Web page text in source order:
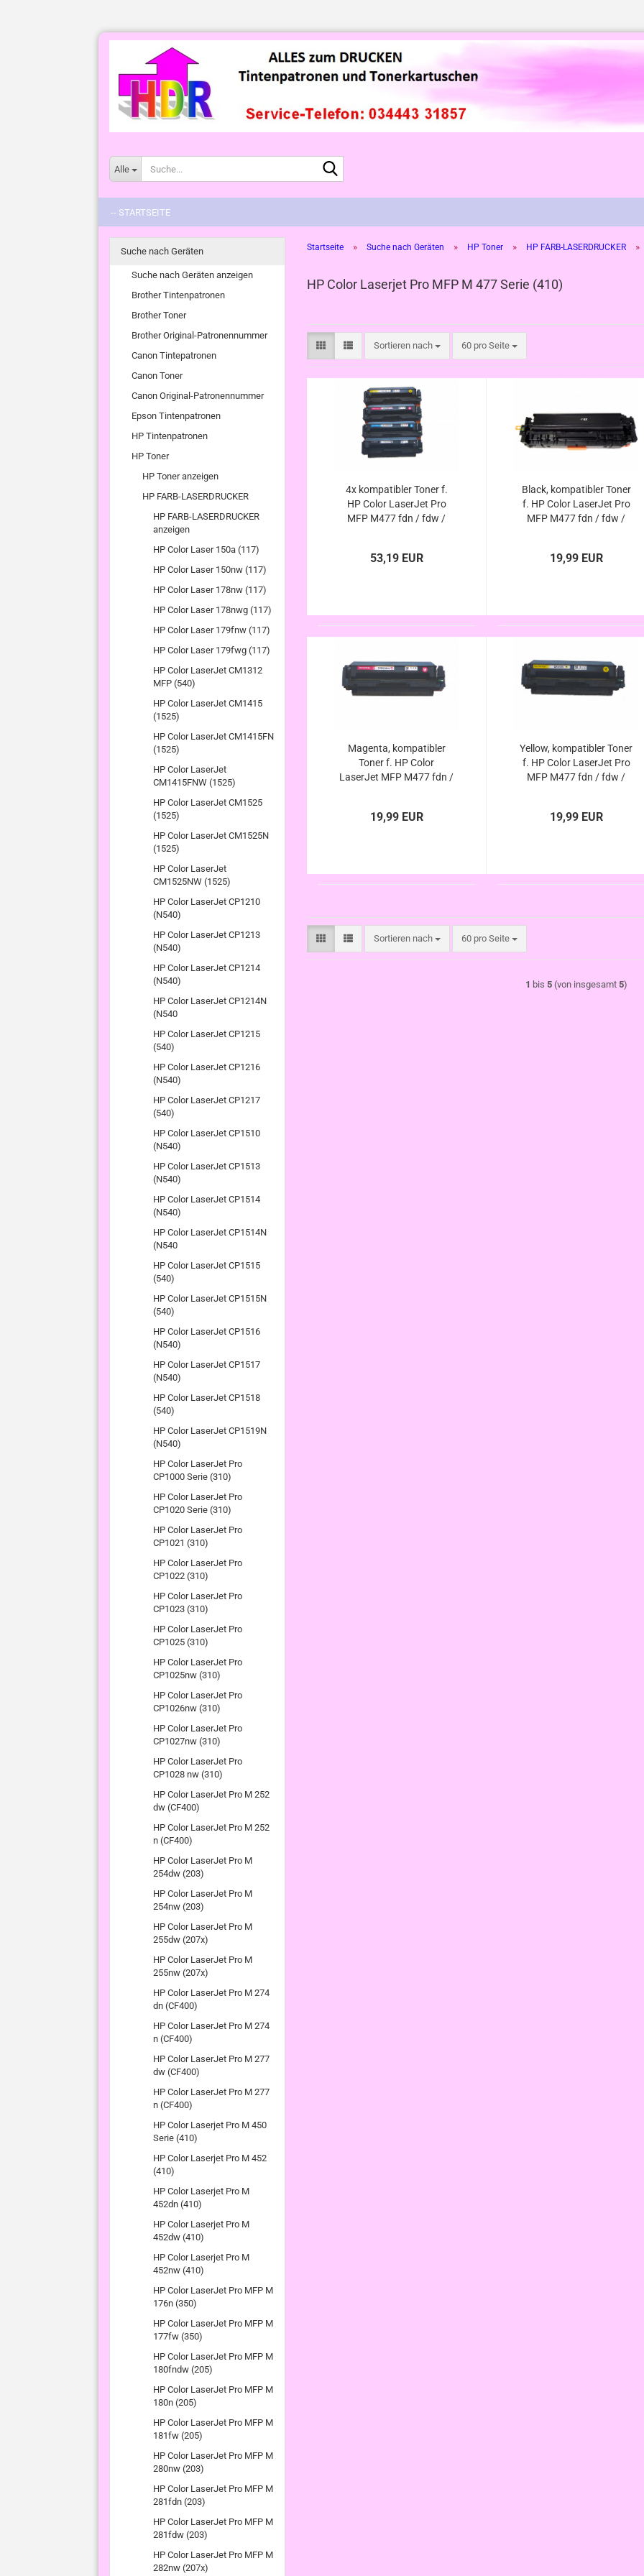
Alle
-- STARTSEITE
Startseite » Suche nach Geräten » HP Toner » HP FARB-LASERDRUCKER »
HP Color Laserjet Pro MFP M 477 Serie (410)
Sortieren nach
Sortieren nach 60 pro Seite
pro Seite
4x kompatibler Toner f.
HP Color LaserJet Pro
MFP M477 fdn / fdw /
Sparpack
53,19 EUR
Black, kompatibler Toner
f. HP Color LaserJet Pro
MFP M477 fdn / fdw /
19,99 EUR
Magenta, kompatibler
Toner f. HP Color
LaserJet MFP M477 fdn /
19,99 EUR
Yellow, kompatibler Toner
f. HP Color LaserJet Pro
MFP M477 fdn / fdw /
19,99 EUR
Sortieren nach
Sortieren nach 60 pro Seite
pro Seite
1 bis 5 (von insgesamt 5)
Suche nach Geräten
Suche nach Geräten anzeigen
Brother Tintenpatronen
Brother Toner
Brother Original-Patronennummer
Canon Tintepatronen
Canon Toner
Canon Original-Patronennummer
Epson Tintenpatronen
HP Tintenpatronen
HP Toner
HP Toner anzeigen
HP FARB-LASERDRUCKER
HP FARB-LASERDRUCKER
anzeigen
HP Color Laser 150a (117)
HP Color Laser 150nw (117)
HP Color Laser 178nw (117)
HP Color Laser 178nwg (117)
HP Color Laser 179fnw (117)
HP Color Laser 179fwg (117)
HP Color LaserJet CM1312
MFP (540)
HP Color LaserJet CM1415
(1525)
HP Color LaserJet CM1415FN
(1525)
HP Color LaserJet
CM1415FNW (1525)
HP Color LaserJet CM1525
(1525)
HP Color LaserJet CM1525N
(1525)
HP Color LaserJet
CM1525NW (1525)
HP Color LaserJet CP1210
(N540)
HP Color LaserJet CP1213
(N540)
HP Color LaserJet CP1214
(N540)
HP Color LaserJet CP1214N
(N540
HP Color LaserJet CP1215
(540)
HP Color LaserJet CP1216
(N540)
HP Color LaserJet CP1217
(540)
HP Color LaserJet CP1510
(N540)
HP Color LaserJet CP1513
(N540)
HP Color LaserJet CP1514
(N540)
HP Color LaserJet CP1514N
(N540
HP Color LaserJet CP1515
(540)
HP Color LaserJet CP1515N
(540)
HP Color LaserJet CP1516
(N540)
HP Color LaserJet CP1517
(N540)
HP Color LaserJet CP1518
(540)
HP Color LaserJet CP1519N
(N540)
HP Color LaserJet Pro
CP1000 Serie (310)
HP Color LaserJet Pro
CP1020 Serie (310)
HP Color LaserJet Pro
CP1021 (310)
HP Color LaserJet Pro
CP1022 (310)
HP Color LaserJet Pro
CP1023 (310)
HP Color LaserJet Pro
CP1025 (310)
HP Color LaserJet Pro
CP1025nw (310)
HP Color LaserJet Pro
CP1026nw (310)
HP Color LaserJet Pro
CP1027nw (310)
HP Color LaserJet Pro
CP1028 nw (310)
HP Color LaserJet Pro M 252
dw (CF400)
HP Color LaserJet Pro M 252
n (CF400)
HP Color LaserJet Pro M
254dw (203)
HP Color LaserJet Pro M
254nw (203)
HP Color LaserJet Pro M
255dw (207x)
HP Color LaserJet Pro M
255nw (207x)
HP Color LaserJet Pro M 274
dn (CF400)
HP Color LaserJet Pro M 274
n (CF400)
HP Color LaserJet Pro M 277
dw (CF400)
HP Color LaserJet Pro M 277
n (CF400)
HP Color Laserjet Pro M 450
Serie (410)
HP Color Laserjet Pro M 452
(410)
HP Color Laserjet Pro M
452dn (410)
HP Color Laserjet Pro M
452dw (410)
HP Color Laserjet Pro M
452nw (410)
HP Color LaserJet Pro MFP M
176n (350)
HP Color LaserJet Pro MFP M
177fw (350)
HP Color LaserJet Pro MFP M
180fndw (205)
HP Color LaserJet Pro MFP M
180n (205)
HP Color LaserJet Pro MFP M
181fw (205)
HP Color LaserJet Pro MFP M
280nw (203)
HP Color LaserJet Pro MFP M
281fdn (203)
HP Color LaserJet Pro MFP M
281fdw (203)
HP Color LaserJet Pro MFP M
282nw (207x)